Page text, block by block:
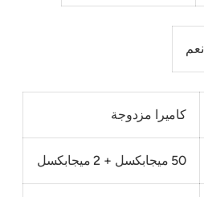
نعم
كاميرا مزدوجة
50 ميجابكسل + 2 ميجابكسل